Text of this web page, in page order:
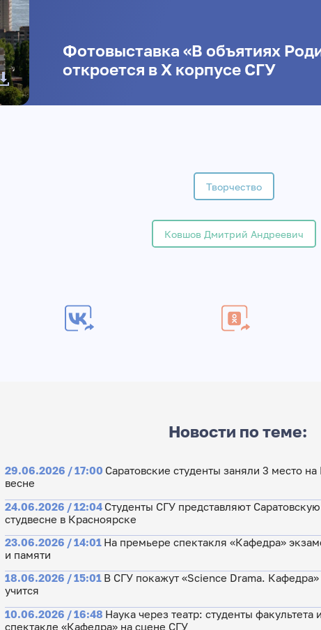
Фотовыставка «В объятиях
откроется в X корпусе СГУ
Творчество
Ковшов Дмитрий Андреевич
Новости по теме:
29.06.2026 / 17:00 Саратовские студенты заняли 3 место
весне
24.06.2026 / 12:04 Студенты СГУ представляют
студвесне в Красноярске
23.06.2026 / 14:01 На премьере спектакля «Кафедра»
и памяти
18.06.2026 / 15:01 В СГУ покажут «Science Drama. Кафедра»
учится
10.06.2026 / 16:48 Наука через театр: студенты факультета
спектакле «Кафедра» на сцене СГУ